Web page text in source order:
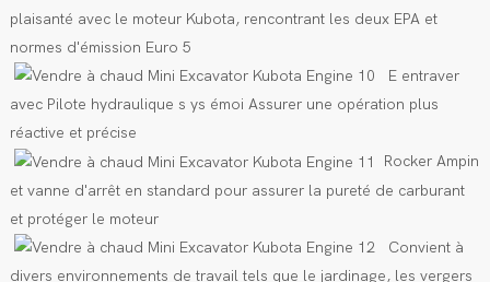
plaisanté avec le moteur Kubota, rencontrant les deux EPA et
normes d'émission Euro 5
Eentraver
avec Pilote hydraulique s ys émoi Assurer une opération plus
réactive et précise
Rocker Ampin
et vanne d'arrêt en standard pour assurer la pureté de carburant
et protéger le moteur
Convient à
divers environnements de travail tels que le jardinage, les vergers